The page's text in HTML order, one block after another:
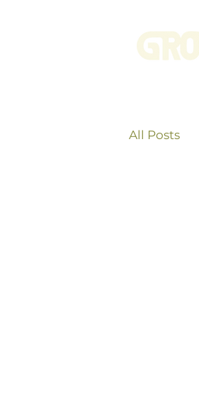
All Posts